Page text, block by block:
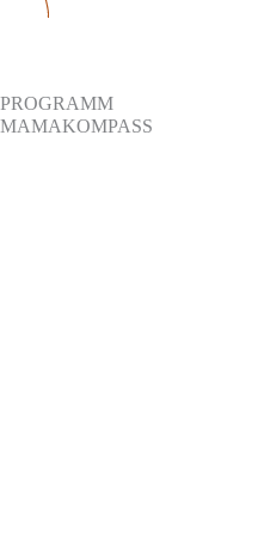
PROGRAMM
MAMA­KOMPASS